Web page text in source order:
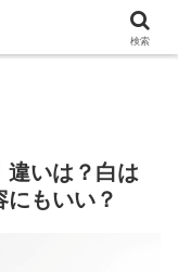
家庭用ビー
違いは？白は
もいい？
検索